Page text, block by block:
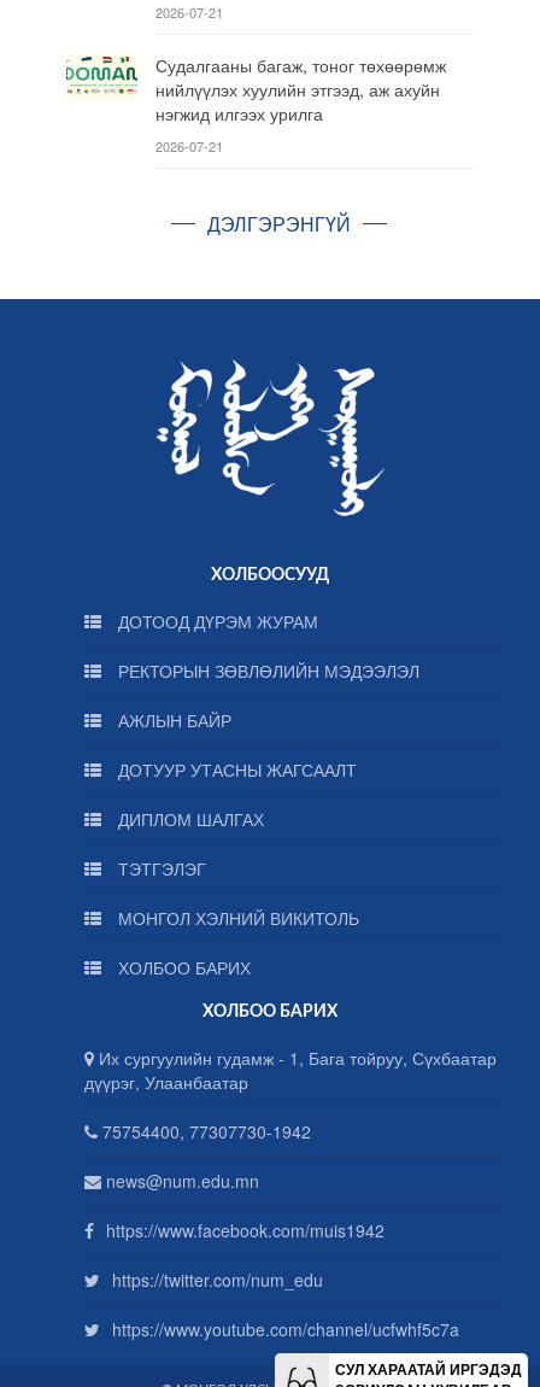
2026-07-21
Судалгааны багаж, тоног төхөөрөмж
нийлүүлэх хуулийн этгээд, аж ахуйн
нэгжид илгээх урилга
2026-07-21
ДЭЛГЭРЭНГҮЙ
ХОЛБООСУУД
ДОТООД ДҮРЭМ ЖУРАМ
РЕКТОРЫН ЗӨВЛӨЛИЙН МЭДЭЭЛЭЛ
АЖЛЫН БАЙР
ДОТУУР УТАСНЫ ЖАГСААЛТ
ДИПЛОМ ШАЛГАХ
ТЭТГЭЛЭГ
МОНГОЛ ХЭЛНИЙ ВИКИТОЛЬ
ХОЛБОО БАРИХ
ХОЛБОО БАРИХ
Их сургуулийн гудамж - 1, Бага тойруу, Сүхбаатар
дүүрэг, Улаанбаатар
75754400, 77307730-1942
news@num.edu.mn
https://www.facebook.com/muis1942
https://twitter.com/num_edu
https://www.youtube.com/channel/ucfwhf5c7a
СУЛ ХАРААТАЙ ИРГЭДЭД